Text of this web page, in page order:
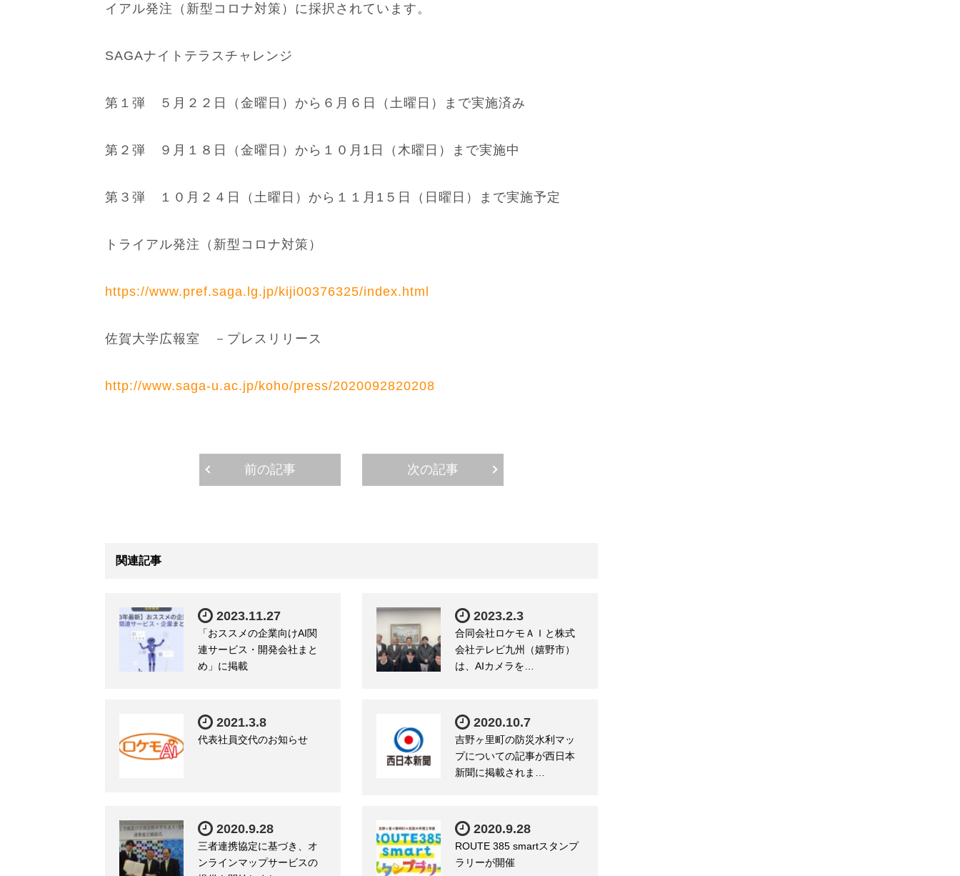
イアル発注（新型コロナ対策）に採択されています。
SAGAナイトテラスチャレンジ
第１弾 ５月２２日（金曜日）から６月６日（土曜日）まで実施済み
第２弾 ９月１８日（金曜日）から１０月1日（木曜日）まで実施中
第３弾 １０月２４日（土曜日）から１１月1５日（日曜日）まで実施予定
トライアル発注（新型コロナ対策）
https://www.pref.saga.lg.jp/kiji00376325/index.html
佐賀大学広報室 －プレスリリース
http://www.saga-u.ac.jp/koho/press/2020092820208
前の記事 次の記事
関連記事
2023.11.27
「おススメの企業向けAI関
連サービス・開発会社まと
め」に掲載
2023.2.3
合同会社ロケモＡＩと株式
会社テレビ九州（嬉野市）
は、AIカメラを…
2021.3.8
代表社員交代のお知らせ
2020.10.7
吉野ヶ里町の防災水利マッ
プについての記事が西日本
新聞に掲載されま…
2020.9.28
三者連携協定に基づき、オ
ンラインマップサービスの
2020.9.28
ROUTE 385 smartスタンプ
ラリーが開催